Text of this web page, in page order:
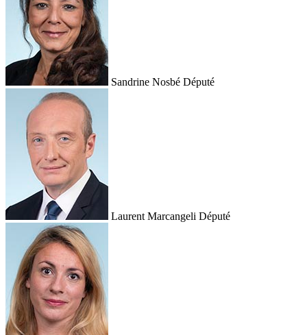
Sandrine Nosbé Député
Laurent Marcangeli Député